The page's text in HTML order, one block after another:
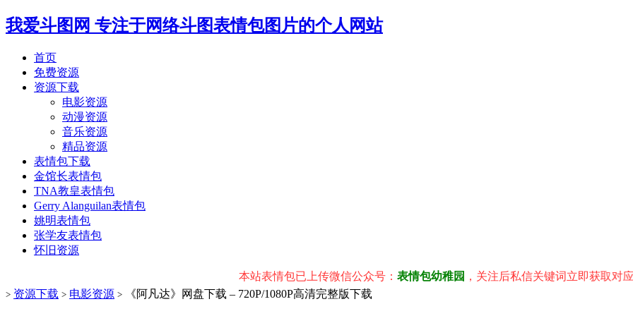
我爱斗图网 专注于网络斗图表情包图片的个人网站
首页
免费资源
资源下载
电影资源
动漫资源
音乐资源
精品资源
表情包下载
金馆长表情包
TNA教皇表情包
Gerry Alanguilan表情包
姚明表情包
张学友表情包
怀旧资源
本站表情包已上传微信公众号：表情包幼稚园，关注后私信关键词立即获取对应表
> 资源下载 > 电影资源 > 《阿凡达》网盘下载 – 720P/1080P高清完整版下载